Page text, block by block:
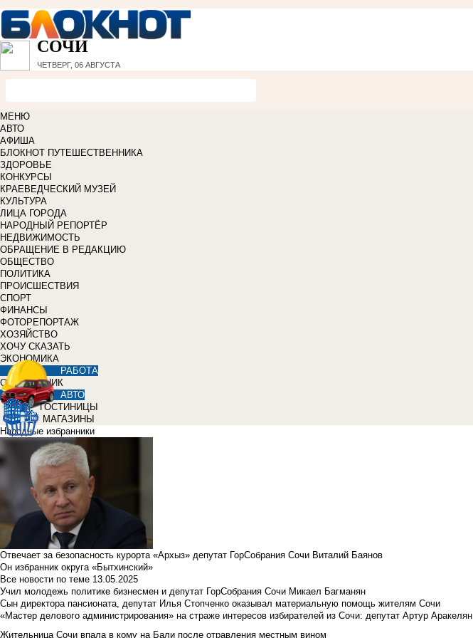
СОЧИ
ЧЕТВЕРГ, 06 АВГУСТА
МЕНЮ
АВТО
АФИША
БЛОКНОТ ПУТЕШЕСТВЕННИКА
ЗДОРОВЬЕ
КОНКУРСЫ
КРАЕВЕДЧЕСКИЙ МУЗЕЙ
КУЛЬТУРА
ЛИЦА ГОРОДА
НАРОДНЫЙ РЕПОРТЁР
НЕДВИЖИМОСТЬ
ОБРАЩЕНИЕ В РЕДАКЦИЮ
ОБЩЕСТВО
ПОЛИТИКА
ПРОИСШЕСТВИЯ
СПОРТ
ФИНАНСЫ
ФОТОРЕПОРТАЖ
ХОЗЯЙСТВО
ХОЧУ СКАЗАТЬ
ЭКОНОМИКА
РАБОТА
СПРАВОЧНИК
АВТО
ГОСТИНИЦЫ
МАГАЗИНЫ
Народные избранники
Отвечает за безопасность курорта «Архыз» депутат ГорСобрания Сочи Виталий Баянов
Он избранник округа «Бытхинский»
Все новости по теме 13.05.2025
Учил молодежь политике бизнесмен и депутат ГорСобрания Сочи Микаел Багманян
Сын директора пансионата, депутат Илья Стопченко оказывал материальную помощь жителям Сочи
«Мастер делового администрирования» на страже интересов избирателей из Сочи: депутат Артур Аракелян
Жительница Сочи впала в кому на Бали после отравления местным вином